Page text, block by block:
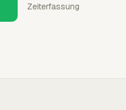
Zeiterfassung